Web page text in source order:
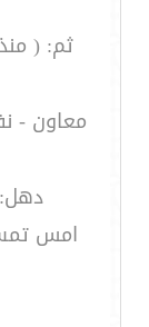
ثم: (
معاون -
امس